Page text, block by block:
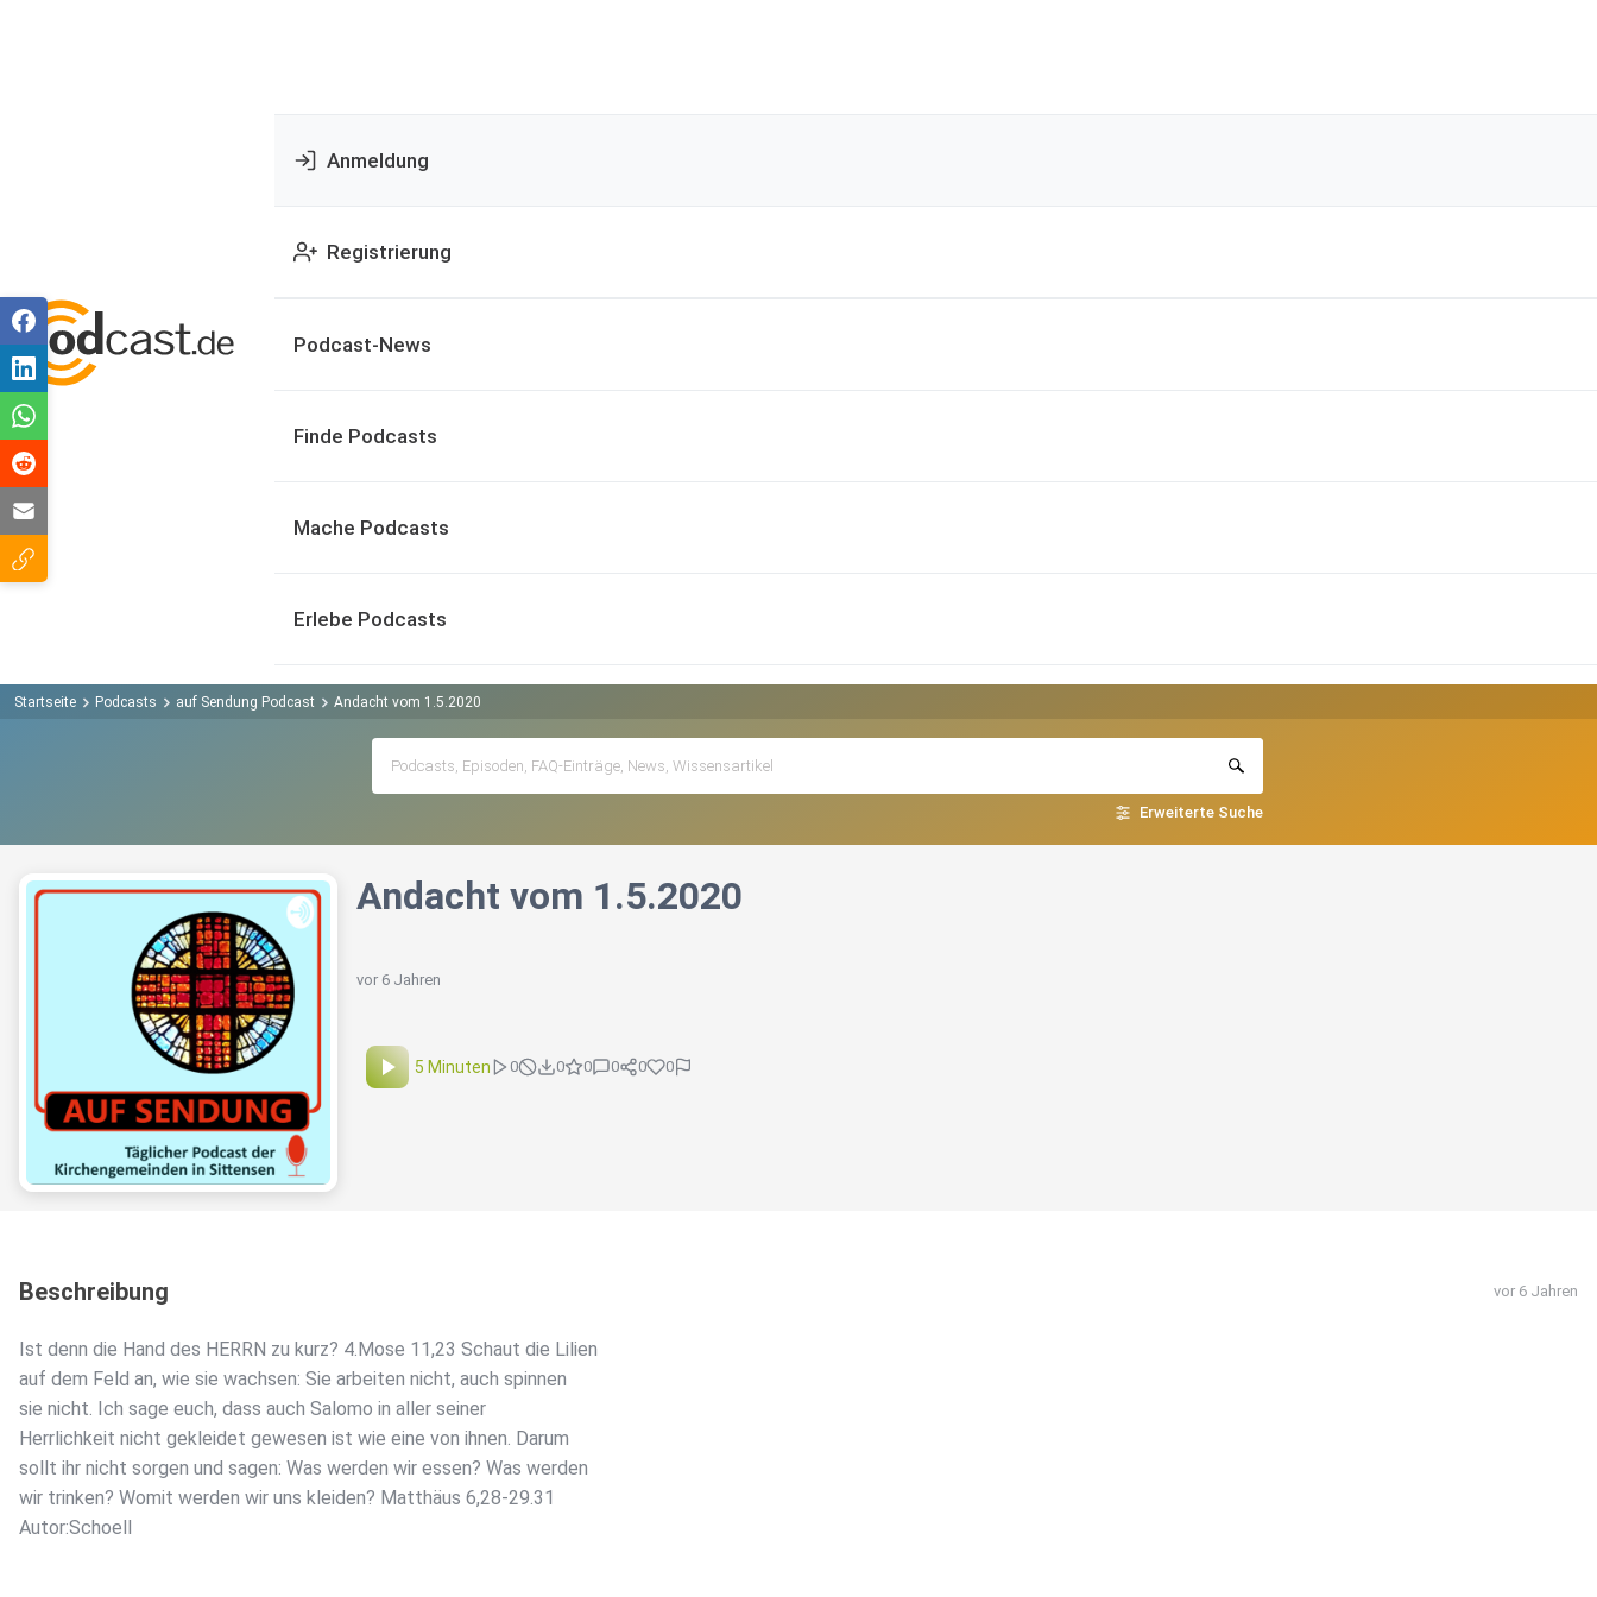
Anmeldung
Registrierung
Podcast-News
Finde Podcasts
Mache Podcasts
Erlebe Podcasts
Startseite Podcasts auf Sendung Podcast Andacht vom 1.5.2020
Erweiterte Suche
Andacht vom 1.5.2020
vor 6 Jahren
5 Minuten 0 0 0 0 0 0
Beschreibung vor 6 Jahren
Ist denn die Hand des HERRN zu kurz? 4.Mose 11,23 Schaut die Lilien
auf dem Feld an, wie sie wachsen: Sie arbeiten nicht, auch spinnen
sie nicht. Ich sage euch, dass auch Salomo in aller seiner
Herrlichkeit nicht gekleidet gewesen ist wie eine von ihnen. Darum
sollt ihr nicht sorgen und sagen: Was werden wir essen? Was werden
wir trinken? Womit werden wir uns kleiden? Matthäus 6,28-29.31
Autor:Schoell